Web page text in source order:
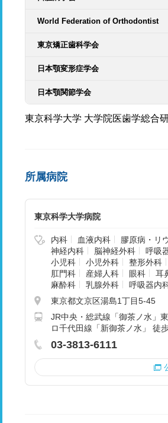
World Federation of Orthodontist
東京矯正歯科学会
日本顎変形症学会
日本顎関節学会
東京科学大学 大学院医歯学総合
所属病院
東京科学大学病院
内科 血液内科 膠原病・リ
神経内科
脳神経外科 呼吸
小児科
小児外科 整形外科
肛門科
産婦人科 眼科 耳
麻酔科
乳腺外科 呼吸器内
東京都文京区湯島1丁目5-45
JR中央・総武線「御茶ノ水」
ロ千代田線「新御茶ノ水」 徒
03-3813-6111